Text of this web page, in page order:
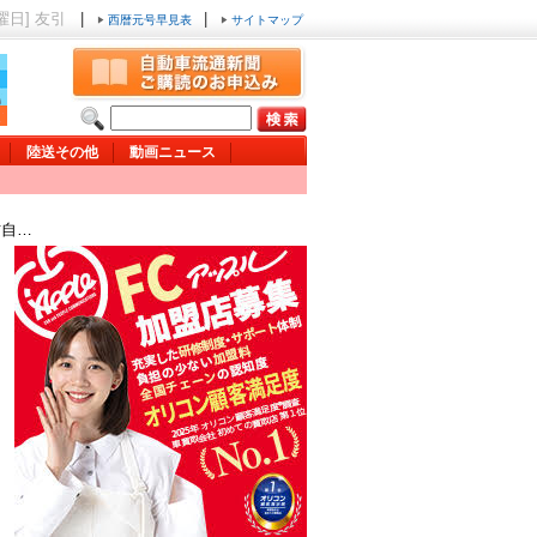
日] 友引 西暦元号早見表 サイトマップ
陸送その他 動画ニュース
自…